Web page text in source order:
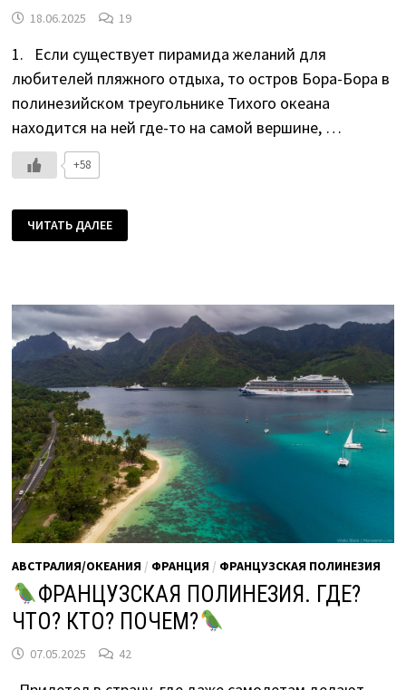
18.06.2025 19
1. Если существует пирамида желаний для
любителей пляжного отдыха, то остров Бора-Бора в
полинезийском треугольнике Тихого океана
находится на ней где-то на самой вершине, …
+58
ОСТРОВ
БОРА-
ДОРОГОЙ
ОТЕЛЬ
В
ЖИЗНИ
ЧИТАТЬ ДАЛЕЕ
АВСТРАЛИЯ/ОКЕАНИЯ / ФРАНЦИЯ / ФРАНЦУЗСКАЯ ПОЛИНЕЗИЯ
ФРАНЦУЗСКАЯ ПОЛИНЕЗИЯ. ГДЕ?
ЧТО? КТО? ПОЧЕМ?
07.05.2025 42